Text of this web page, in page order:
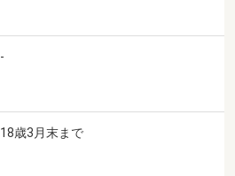
-
18歳3月末まで